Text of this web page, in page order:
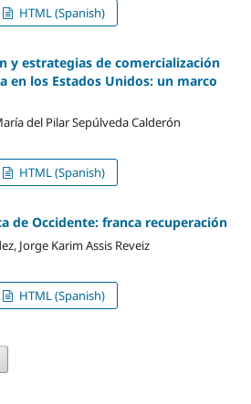
HTML (Spanish)
y estrategias de comercialización
en los Estados Unidos: un marco
del Pilar Sepúlveda Calderón
HTML (Spanish)
de Occidente: franca recuperación
Jorge Karim Assis Reveiz
HTML (Spanish)